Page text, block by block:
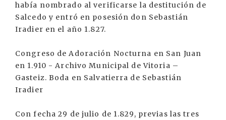
había nombrado al verificarse la destitución de
Salcedo y entró en posesión don Sebastián
Iradier en el año 1.827.
Congreso de Adoración Nocturna en San Juan
en 1.910 - Archivo Municipal de Vitoria –
Gasteiz. Boda en Salvatierra de Sebastián
Iradier
Con fecha 29 de julio de 1.829, previas las tres